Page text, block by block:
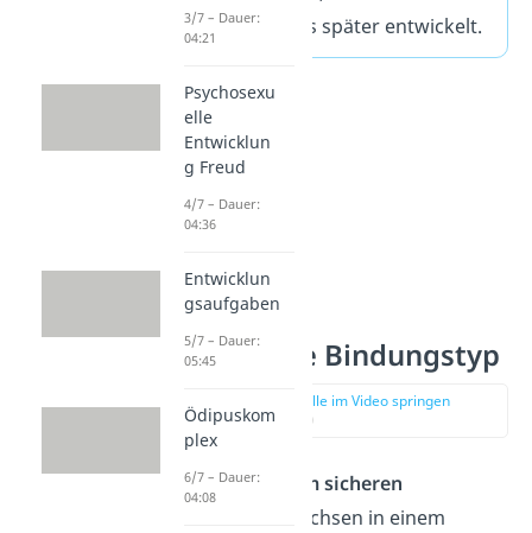
Bindungstyp es später entwickelt.
Der sichere Bindungstyp
zur Stelle im Video springen
(00:54)
Kinder mit einem sicheren
wachsen in einem
3/7 – Dauer:
04:21
Psychosexu
elle
Entwicklun
g Freud
4/7 – Dauer:
04:36
Entwicklun
gsaufgaben
5/7 – Dauer:
05:45
Ödipuskom
plex
6/7 – Dauer:
04:08